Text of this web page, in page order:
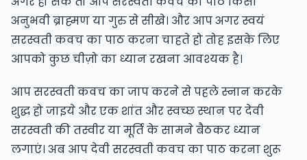
अनुभवी ब्राह्मण या गुरु से सीखे। और आप अगर स्वयं
सरस्वती कवच का पाठ करना चाहते हो तोह इसके लिए
आपको कुछ चीज़ो का ध्यान रखना आवश्यक है।
आप सरस्वती कवच का जाप करने से पहले स्नान करके
शुद्ध हो जाइये और एक शांत और स्वच्छ स्थान पर देवी
सरस्वती की तस्वीर या मूर्ति के सामने बैठकर ध्यान
लगाएं। अब आप देवी सरस्वती कवच का पाठ करना शुरू